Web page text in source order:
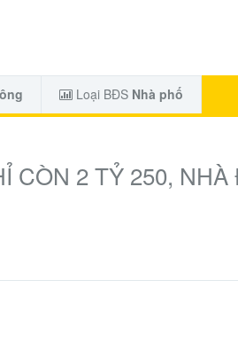
Loại BĐS Nhà phố
CÒN 2 TỶ 250,